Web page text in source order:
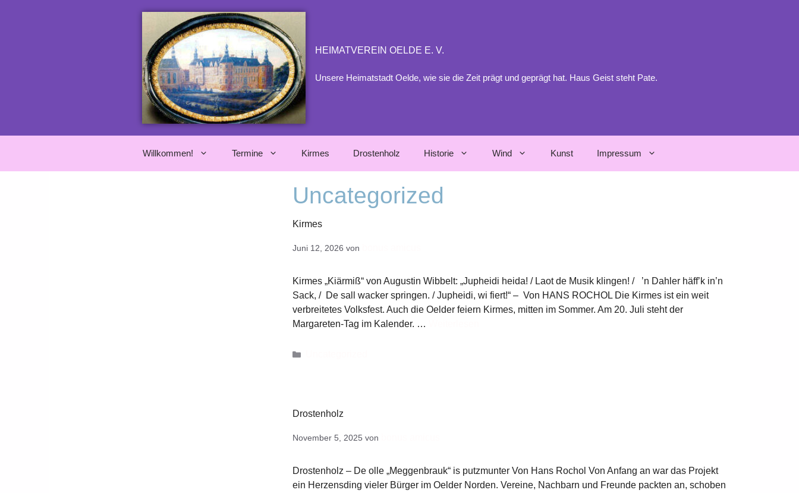
HEIMATVEREIN OELDE E. V.
Unsere Heimatstadt Oelde, wie sie die Zeit prägt und geprägt hat. Haus Geist steht Pate.
Willkommen! Termine Kirmes Drostenholz Historie Wind Kunst Impressum
Uncategorized
Kirmes
Juni 12, 2026 von
Kirmes „Kiärmiß“ von Augustin Wibbelt: „Jupheidi heida! / Laot de Musik klingen! / ’n Dahler häff’k in’n
Sack, / De sall wacker springen. / Jupheidi, wi fiert!“ – Von HANS ROCHOL Die Kirmes ist ein weit
verbreitetes Volksfest. Auch die Oelder feiern Kirmes, mitten im Sommer. Am 20. Juli steht der
Margareten-Tag im Kalender. …
Drostenholz
November 5, 2025 von
Drostenholz – De olle „Meggenbrauk“ is putzmunter Von Hans Rochol Von Anfang an war das Projekt
ein Herzensding vieler Bürger im Oelder Norden. Vereine, Nachbarn und Freunde packten an, schoben